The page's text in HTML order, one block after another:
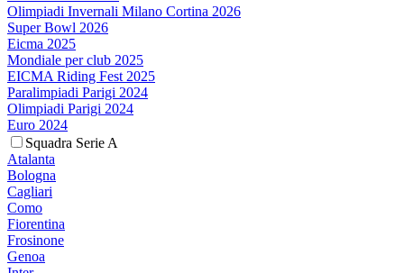
Olimpiadi Invernali Milano Cortina 2026
Super Bowl 2026
Eicma 2025
Mondiale per club 2025
EICMA Riding Fest 2025
Paralimpiadi Parigi 2024
Olimpiadi Parigi 2024
Euro 2024
Squadra Serie A
Atalanta
Bologna
Cagliari
Como
Fiorentina
Frosinone
Genoa